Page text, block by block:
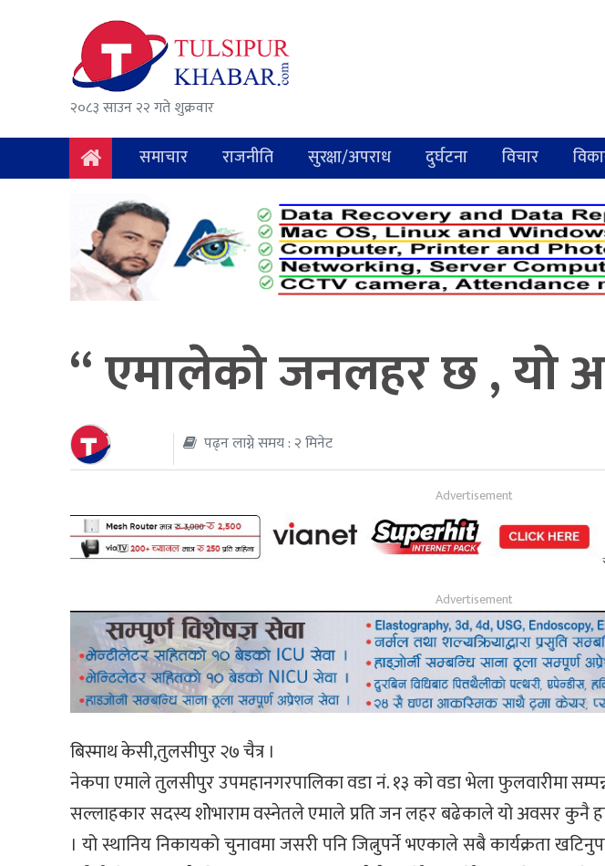
२०८३ साउन २२ गते शुक्रवार
समाचार राजनीति सुरक्षा/अपराध दुर्घटना विचार
राजनीति
“ एमालेको जनलहर छ , यो
पढ्न लाग्ने समय : २ मिनेट
बिस्माथ केसी,तुलसीपुर २७ चैत्र ।
नेकपा एमाले तुलसीपुर उपमहानगरपालिका वडा नं. १३ को वडा भेला फुलवारीमा
सल्लाहकार सदस्य शोेभाराम वस्नेतले एमाले प्रति जन लहर बढेकाले यो अवसर कुनै
। यो स्थानिय निकायको चुनावमा जसरी पनि जित्नुपर्ने भएकाले सबै कार्यक्रता